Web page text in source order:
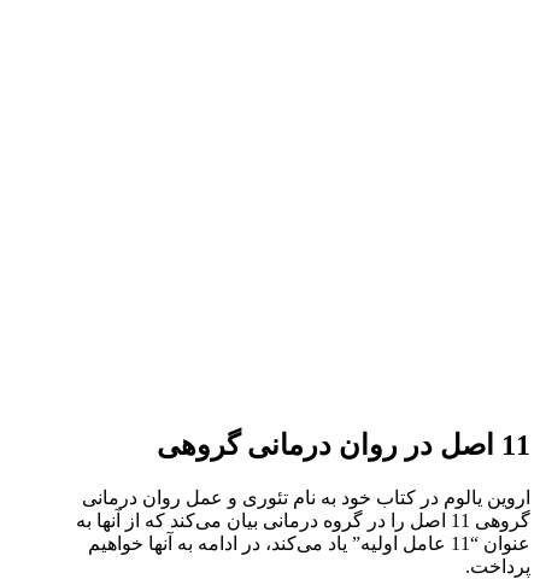
11 اصل در روان درمانی گروهی
اروین یالوم در کتاب خود به نام تئوری و عمل روان درمانی
گروهی 11 اصل را در گروه ‌درمانی بیان می‌کند که از آنها به
عنوان “11 عامل اولیه” یاد می‌کند، در ادامه به آنها خواهیم
پرداخت.